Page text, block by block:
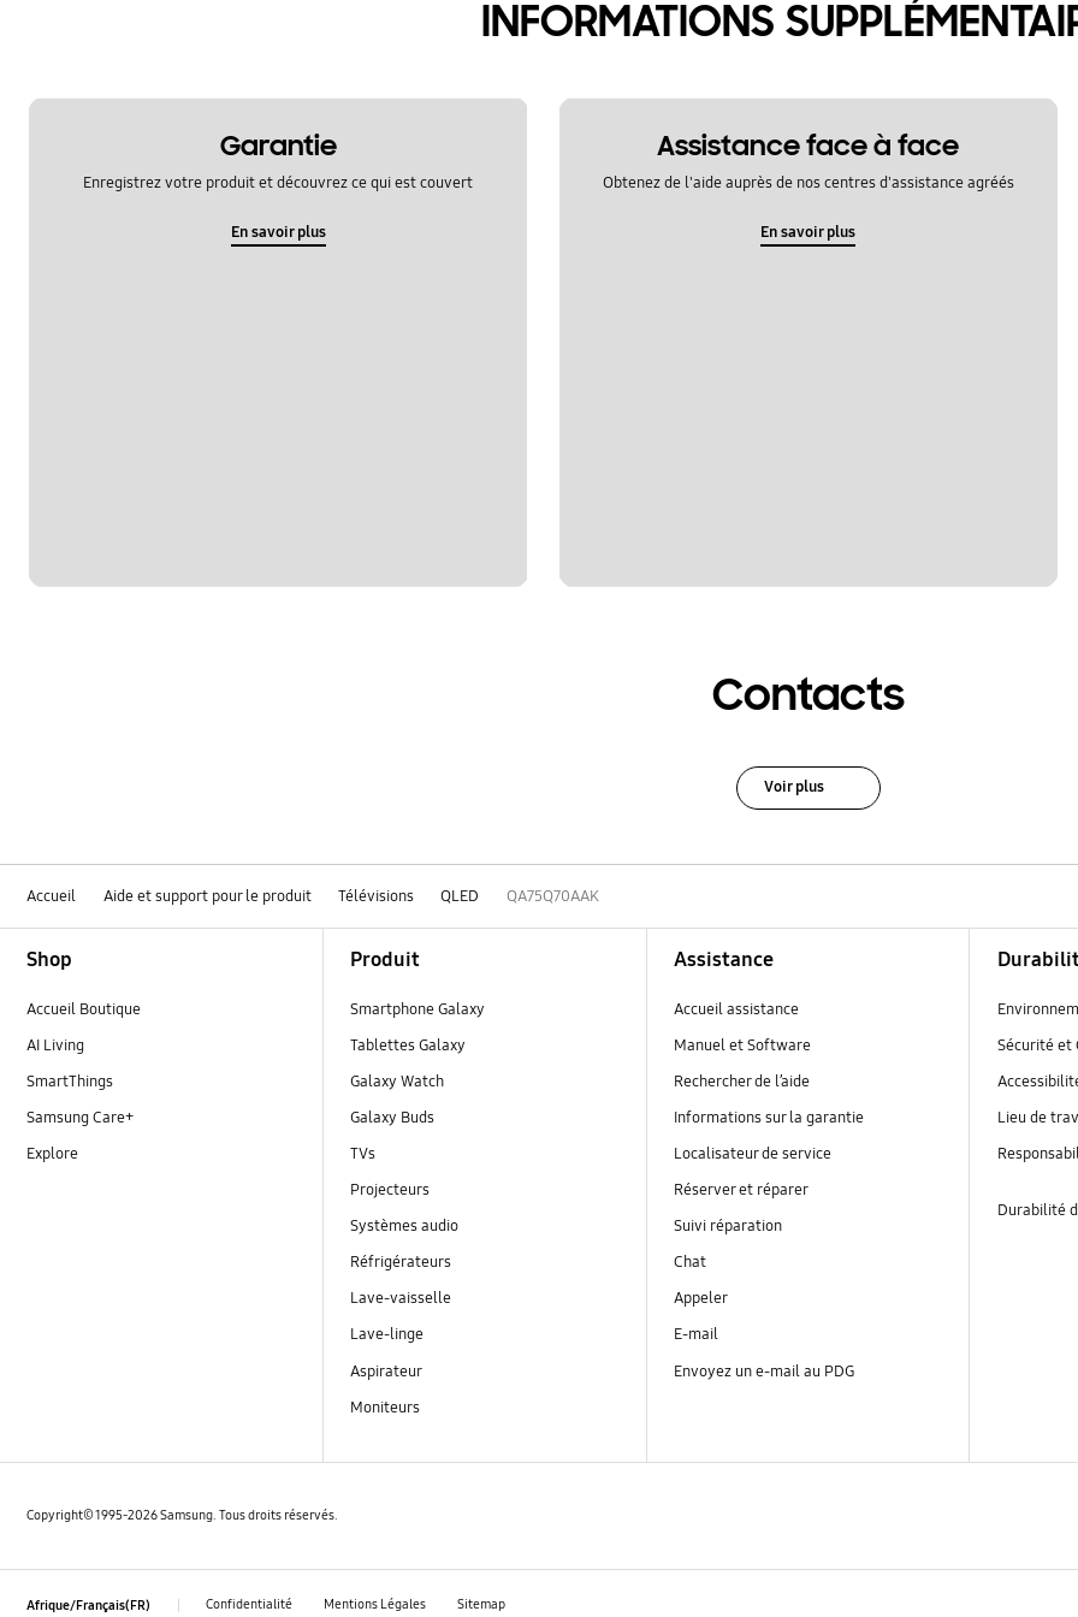
INFORMATIONS
Garantie
Enregistrez votre produit et découvrez ce qui est couvert
En savoir plus
Assistance face à face
Obtenez de l'aide auprès de nos centres d'assistance agréés
En savoir plus
Contacts
Voir plus
Accueil Aide et support pour le produit Télévisions QLED QA75Q70AAK
Shop
Accueil Boutique
AI Living
SmartThings
Samsung Care+
Explore
Produit
Smartphone Galaxy
Tablettes Galaxy
Galaxy Watch
Galaxy Buds
TVs
Projecteurs
Systèmes audio
Réfrigérateurs
Lave-vaisselle
Lave-linge
Aspirateur
Moniteurs
Assistance
Accueil assistance
Manuel et Software
Rechercher de l’aide
Informations sur la garantie
Localisateur de service
Réserver et réparer
Suivi réparation
Chat
Appeler
E-mail
Envoyez un e-mail au PDG
Sécurité et
Lieu de
Durabilité
Copyright© 1995-2026 Samsung. Tous droits réservés.
Afrique/Français(FR) Confidentialité Mentions Légales Sitemap